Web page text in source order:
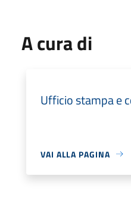
A cura di
Ufficio stampa e
VAI ALLA PAGINA